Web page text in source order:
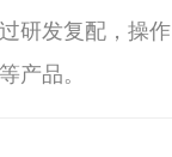
研发复配，操作
产品。